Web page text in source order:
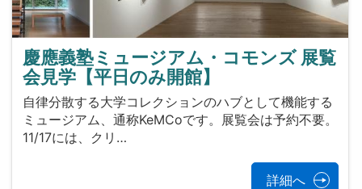
慶應義塾ミュージアム・コモンズ 展覧
会見学【平日のみ開館】
自律分散する大学コレクションのハブとして機能する
ミュージアム、通称KeMCoです。展覧会は予約不要。
11/17には、クリ…
詳細へ